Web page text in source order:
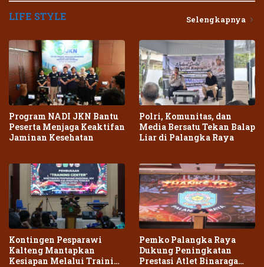
LIFE STYLE Selengkapnya
Program NADI JKN Bantu
Peserta Menjaga Keaktifan
Jaminan Kesehatan
Polri, Komunitas, dan
Media Bersatu Tekan Balap
Liar di Palangka Raya
Kontingen Pesparawi
Kalteng Mantapkan
Kesiapan Melalui Training
Pemko Palangka Raya
Dukung Peningkatan
Prestasi Atlet Binaraga